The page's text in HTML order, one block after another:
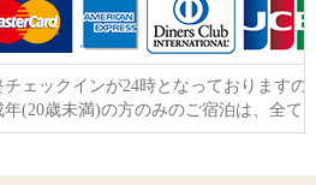
チェックインが24時となっております
年(20歳未満)の方のみのご宿泊は、全て